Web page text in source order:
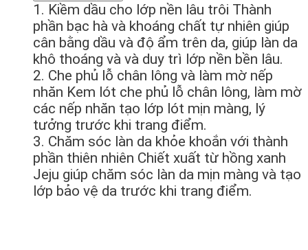
1. Kiềm dầu cho lớp nền lâu trôi Thành
phần bạc hà và khoáng chất tự nhiên giúp
cân bằng dầu và độ ẩm trên da, giúp làn da
khô thoáng và và duy trì lớp nền bền lâu.
2. Che phủ lỗ chân lông và làm mờ nếp
nhăn Kem lót che phủ lỗ chân lông, làm mờ
các nếp nhăn tạo lớp lót mịn màng, lý
tưởng trước khi trang điểm.
3. Chăm sóc làn da khỏe khoắn với thành
phần thiên nhiên Chiết xuất từ hồng xanh
Jeju giúp chăm sóc làn da mịn màng và tạo
lớp bảo vệ da trước khi trang điểm.